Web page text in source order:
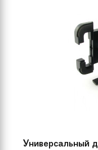
Универсальный